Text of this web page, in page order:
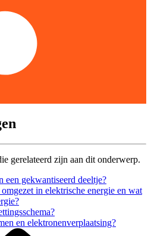
gerelateerd zijn aan dit onderwerp.
een gekwantiseerd deeltje?
in elektrische energie en wat
en elektronenverplaatsing?